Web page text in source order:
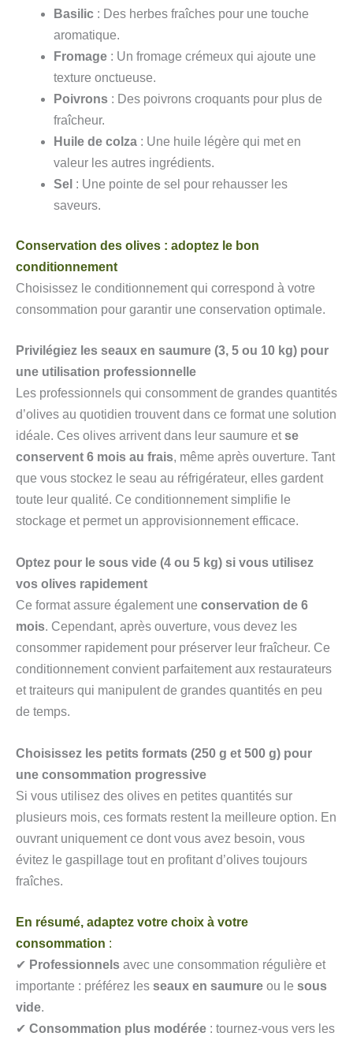
Basilic : Des herbes fraîches pour une touche
aromatique.
Fromage : Un fromage crémeux qui ajoute une
texture onctueuse.
Poivrons : Des poivrons croquants pour plus de
fraîcheur.
Huile de colza : Une huile légère qui met en
valeur les autres ingrédients.
Sel : Une pointe de sel pour rehausser les
saveurs.
Conservation des olives : adoptez le bon
conditionnement
Choisissez le conditionnement qui correspond à votre
consommation pour garantir une conservation optimale.
Privilégiez les seaux en saumure (3, 5 ou 10 kg) pour
une utilisation professionnelle
Les professionnels qui consomment de grandes quantités
d’olives au quotidien trouvent dans ce format une solution
idéale. Ces olives arrivent dans leur saumure etse
conservent 6 mois au frais, même après ouverture. Tant
que vous stockez le seau au réfrigérateur, elles gardent
toute leur qualité. Ce conditionnement simplifie le
stockage et permet un approvisionnement efficace.
Optez pour le sous vide (4 ou 5 kg) si vous utilisez
vos olives rapidement
Ce format assure également une conservation de 6
mois. Cependant, après ouverture, vous devez les
consommer rapidement pour préserver leur fraîcheur. Ce
conditionnement convient parfaitement aux restaurateurs
et traiteurs qui manipulent de grandes quantités en peu
de temps.
Choisissez les petits formats (250 g et 500 g) pour
une consommation progressive
Si vous utilisez des olives en petites quantités sur
plusieurs mois, ces formats restent la meilleure option. En
ouvrant uniquement ce dont vous avez besoin, vous
évitez le gaspillage tout en profitant d’olives toujours
fraîches.
En résumé, adaptez votre choix à votre
consommation :
✔ Professionnels avec une consommation régulière et
importante : préférez les seaux en saumure ou le sous
vide.
✔ Consommation plus modérée : tournez-vous vers les